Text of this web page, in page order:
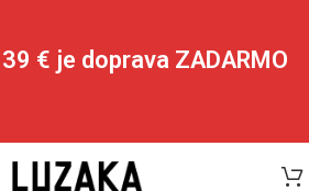
€ je doprava ZADARMO